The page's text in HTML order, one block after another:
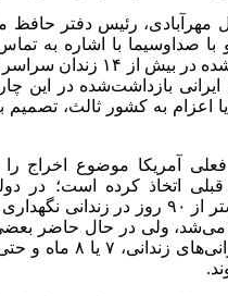
مهرآبادی، رئیس دفتر حافظ
صداوسیما با اشاره به
اتباع ایرانی بازداشت‌شده در
بازداشت‌شده در این
اعزام به کشور ثالث، تصمیم
آمریکا موضوع اخراج را
اتخاذ کرده است؛ در
معمولا یک مهاجر بیشتر از ۹۰ روز در
آزاد می‌شد، ولی در حال حاضر